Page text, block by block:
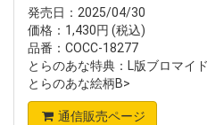
発売日：2025/04/30
価格：1,430円 (税込)
品番：COCC-18277
とらのあな特典：L版ブロマイ
とらのあな絵柄B>
通信販売ページ